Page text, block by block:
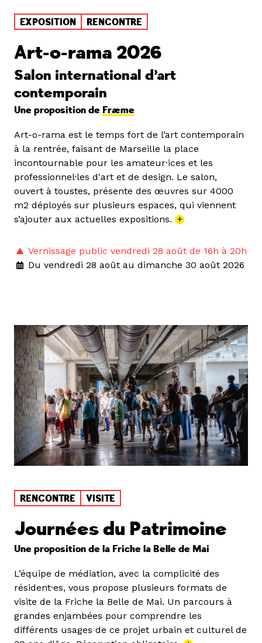
EXPOSITION RENCONTRE
Art-o-rama 2026
Salon international d’art
contemporain
Une proposition de Fræme
Art-o-rama est le temps fort de l’art contemporain
à la rentrée, faisant de Marseille la place
incontournable pour les amateur·ices et les
professionnel·les d'art et de design. Le salon,
ouvert à toustes, présente des œuvres sur 4000
m2 déployés sur plusieurs espaces, qui viennent
s’ajouter aux actuelles expositions. +
Vernissage public vendredi 28 août de 16h à 20h
Du vendredi 28 août au dimanche 30 août 2026
RENCONTRE VISITE
Journées du Patrimoine
Une proposition de la Friche la Belle de Mai
L’équipe de médiation, avec la complicité des
résident·es, vous propose plusieurs formats de
visite de la Friche la Belle de Mai. Un parcours à
grandes enjambées pour comprendre les
différents usages de ce projet urbain et culturel de